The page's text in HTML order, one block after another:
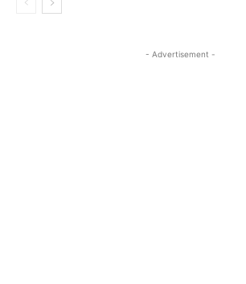
- Advertisement -